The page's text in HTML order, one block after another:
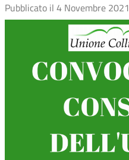
Pubblicato il 4 Novembre 2021